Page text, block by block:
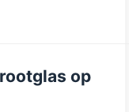
op